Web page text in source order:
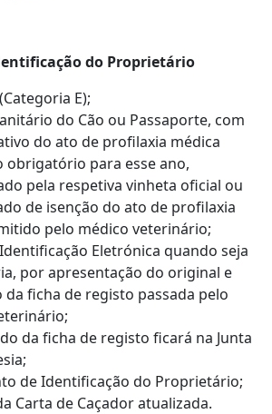
do Proprietário
E);
do Cão ou Passaporte, com
do ato de profilaxia médica
obrigatório para esse ano,
pela respetiva vinheta oficial ou
de isenção do ato de profilaxia
pelo médico veterinário;
Eletrónica quando seja
por apresentação do original e
da ficha de registo passada pelo
da ficha de registo ficará na Junta
de Identificação do Proprietário;
Carta de Caçador atualizada.